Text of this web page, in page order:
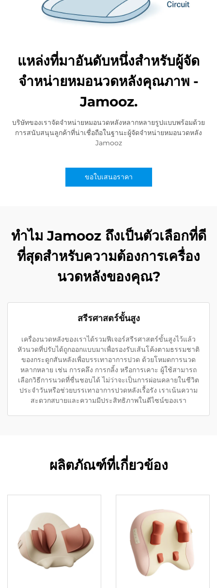
แหล่งที่มาอันดับหนึ่งสำหรับผู้จัด
จำหน่ายหมอนวดหลังคุณภาพ -
Jamooz.
บริษัทของเราจัดจำหน่ายหมอนวดหลังหลากหลายรูปแบบพร้อมด้วย
การสนับสนุนลูกค้าที่น่าเชื่อถือในฐานะผู้จัดจำหน่ายหมอนวดหลัง
Jamooz
ขอใบเสนอราคา
ทำไม Jamooz ถึงเป็นตัวเลือกที่ดี
ที่สุดสำหรับความต้องการเครื่อง
นวดหลังของคุณ?
สรีรศาสตร์ขั้นสูง
เครื่องนวดหลังของเราได้รวมฟีเจอร์สรีรศาสตร์ขั้นสูงไว้แล้ว
หัวนวดที่ปรับได้ถูกออกแบบมาเพื่อรองรับเส้นโค้งตามธรรมชาติ
ของกระดูกสันหลังเพื่อบรรเทาอาการปวด ด้วยโหมดการนวด
หลากหลาย เช่น การคลึง การกลิ้ง หรือการเคาะ ผู้ใช้สามารถ
เลือกวิธีการนวดที่ชื่นชอบได้ ไม่ว่าจะเป็นการผ่อนคลายในชีวิต
ประจำวันหรือช่วยบรรเทาอาการปวดหลังเรื้อรัง เราเน้นความ
สะดวกสบายและความมีประสิทธิภาพในดีไซน์ของเรา
ผลิตภัณฑ์ที่เกี่ยวข้อง